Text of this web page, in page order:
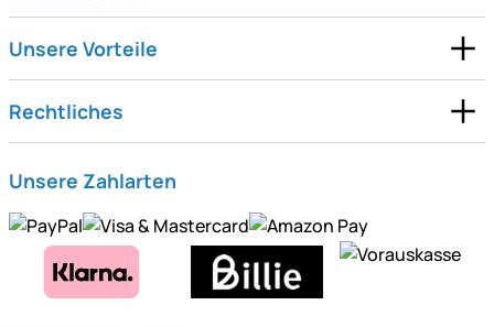
Unsere Vorteile
Rechtliches
Unsere Zahlarten